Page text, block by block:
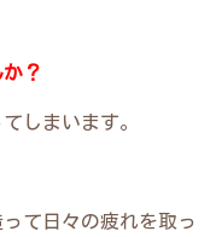
？
しまいます。
て日々の疲れを取っ